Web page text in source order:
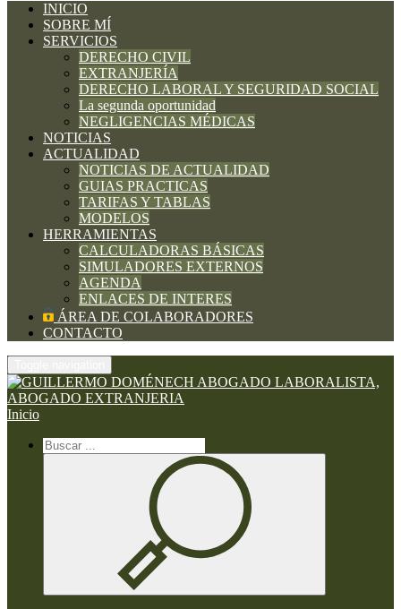
INICIO
SOBRE MÍ
SERVICIOS
DERECHO CIVIL
EXTRANJERÍA
DERECHO LABORAL Y SEGURIDAD SOCIAL
La segunda oportunidad
NEGLIGENCIAS MÉDICAS
NOTICIAS
ACTUALIDAD
NOTICIAS DE ACTUALIDAD
GUIAS PRACTICAS
TARIFAS Y TABLAS
MODELOS
HERRAMIENTAS
CALCULADORAS BÁSICAS
SIMULADORES EXTERNOS
AGENDA
ENLACES DE INTERES
ÁREA DE COLABORADORES
CONTACTO
Inicio